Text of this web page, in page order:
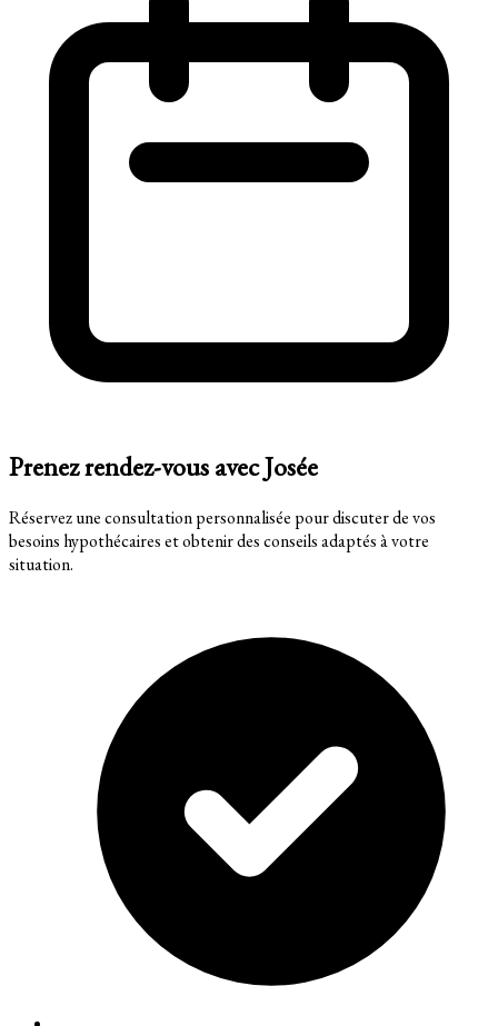
Prenez rendez-vous avec Josée
Réservez une consultation personnalisée pour discuter de vos
besoins hypothécaires et obtenir des conseils adaptés à votre
situation.